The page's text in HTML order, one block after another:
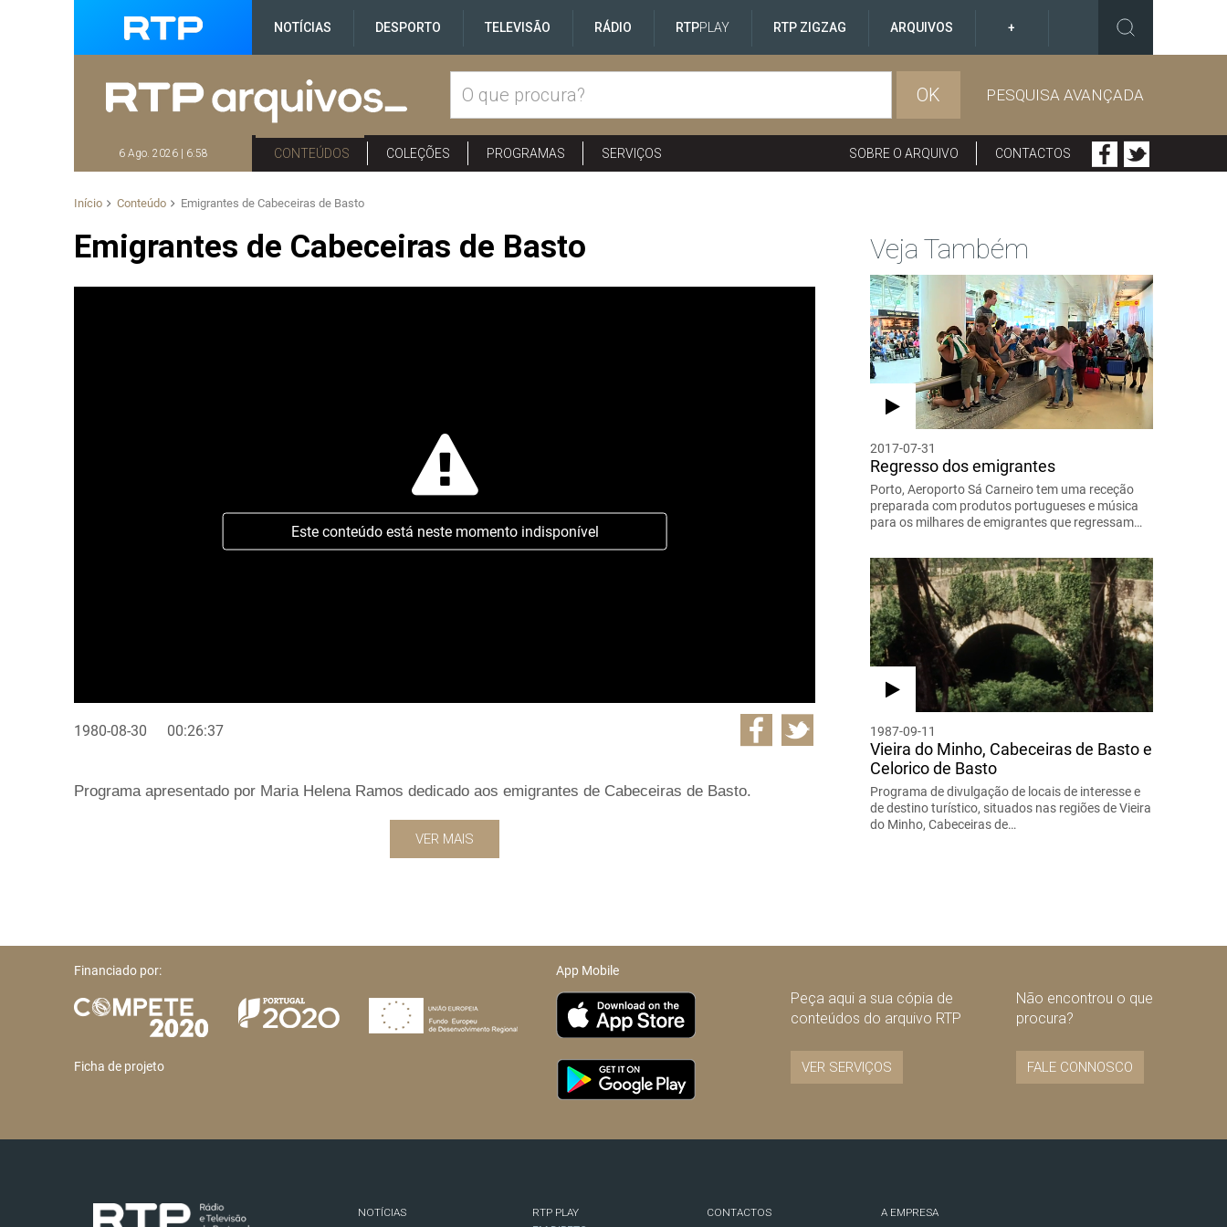
NOTÍCIAS DESPORTO TELEVISÃO RÁDIO RTPPLAY RTP ZIGZAG ARQUIVOS +
OK PESQUISA AVANÇADA
6 Ago. 2026 | 6:58 CONTEÚDOS COLEÇÕES PROGRAMAS SERVIÇOS SOBRE O ARQUIVO CONTACTOS
Início Conteúdo Emigrantes de Cabeceiras de Basto
Emigrantes de Cabeceiras de Basto
Este conteúdo está neste momento indisponível
1980-08-30 00:26:37
Programa apresentado por Maria Helena Ramos dedicado aos emigrantes de Cabeceiras de Basto.
VER MAIS
Veja Também
2017-07-31
Regresso dos emigrantes
Porto, Aeroporto Sá Carneiro tem uma receção
preparada com produtos portugueses e música
para os milhares de emigrantes que regressam…
1987-09-11
Vieira do Minho, Cabeceiras de Basto e
Celorico de Basto
Programa de divulgação de locais de interesse e
de destino turístico, situados nas regiões de Vieira
do Minho, Cabeceiras de…
Financiado por:
Ficha de projeto
App Mobile
Peça aqui a sua cópia de
conteúdos do arquivo RTP
VER SERVIÇOS
Não encontrou o que
procura?
FALE CONNOSCO
NOTÍCIAS
RTP PLAY
CONTACTOS
A EMPRESA